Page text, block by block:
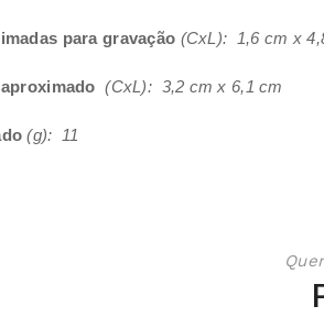
para gravação (CxL): 1,6 cm x
(CxL): 3,2 cm x 6,1 cm
(g): 11